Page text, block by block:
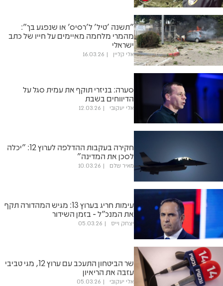
"תשנה 'טיל' ל'רסיס' או שנפגע בך":
מהמרי מלחמה מאיימים על חייו של כתב
ישראלי
אלי קליין 16.03.26
סערה: בניזרי תוקף את עמית סגל על
הדיווחים בשבת
אלי יעקובי 12.03.26
חקירה בעקבות ההדלפה לערוץ 12: "יכלה
לסכן את המדינה"
מאיר שלם 10.03.26
עימות חריג בערוץ 13: מגיש המהדורה תקף
את המנכ"ל - בזמן השידור
יצחק וייס 05.03.26
שר הביטחון התעכב עם ערוץ 12, מגי טביבי
עזבה את הריאיון
אלי יעקובי 05.03.26